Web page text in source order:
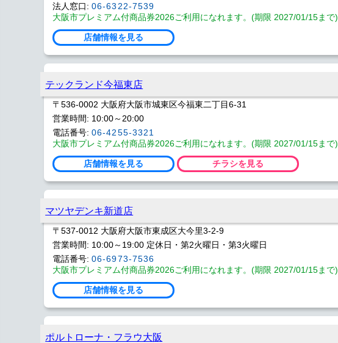
法人窓口: 06-6322-7539
大阪市プレミアム付商品券2026ご利用になれます。(期限 2027/01/15まで)
店舗情報を見る
テックランド今福東店
〒536-0002 大阪府大阪市城東区今福東二丁目6-31
営業時間: 10:00～20:00
電話番号: 06-4255-3321
大阪市プレミアム付商品券2026ご利用になれます。(期限 2027/01/15まで)
店舗情報を見る チラシを見る
マツヤデンキ新道店
〒537-0012 大阪府大阪市東成区大今里3-2-9
営業時間: 10:00～19:00 定休日・第2火曜日・第3火曜日
電話番号: 06-6973-7536
大阪市プレミアム付商品券2026ご利用になれます。(期限 2027/01/15まで)
店舗情報を見る
ポルトローナ・フラウ大阪